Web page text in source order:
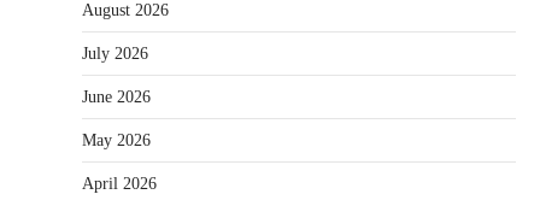
August 2026
July 2026
June 2026
May 2026
April 2026